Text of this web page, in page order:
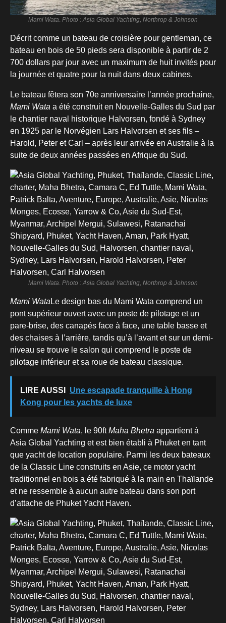
Mami Wata. Photo : Asia Global Yachting, Northrop & Johnson
Décrit comme un bateau de croisière pour gentleman, ce
bateau en bois de 50 pieds sera disponible à partir de 2
700 dollars par jour avec un maximum de huit invités pour
la journée et quatre pour la nuit dans deux cabines.
Le bateau fêtera son 70e anniversaire l’année prochaine,
Mami Wata a été construit en Nouvelle-Galles du Sud par
le chantier naval historique Halvorsen, fondé à Sydney
en 1925 par le Norvégien Lars Halvorsen et ses fils –
Harold, Peter et Carl – après leur arrivée en Australie à la
suite de deux années passées en Afrique du Sud.
Mami Wata. Photo : Asia Global Yachting, Northrop & Johnson
Mami Wata Le design bas du Mami Wata comprend un
pont supérieur ouvert avec un poste de pilotage et un
pare-brise, des canapés face à face, une table basse et
des chaises à l’arrière, tandis qu’à l’avant et sur un demi-
niveau se trouve le salon qui comprend le poste de
pilotage inférieur et sa roue de bateau classique.
LIRE AUSSI
Une escapade tranquille à Hong
Kong pour les yachts de luxe
Comme Mami Wata, le 90ftMaha Bhetra appartient à
Asia Global Yachting et est bien établi à Phuket en tant
que yacht de location populaire. Parmi les deux bateaux
de la Classic Line construits en Asie, ce motor yacht
traditionnel en bois a été fabriqué à la main en Thaïlande
et ne ressemble à aucun autre bateau dans son port
d’attache de Phuket Yacht Haven.